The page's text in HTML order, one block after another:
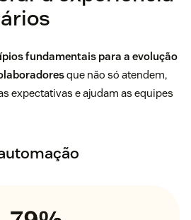
fundamentais para a evolução
que não só atendem,
expectativas e ajudam as equipes